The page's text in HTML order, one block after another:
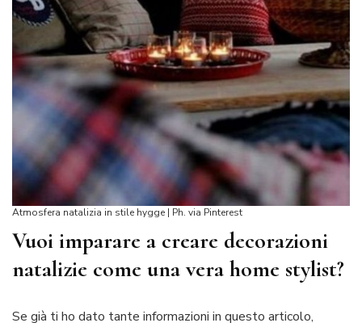
Atmosfera natalizia in stile hygge | Ph. via Pinterest
Vuoi imparare a creare decorazioni
natalizie come una vera home stylist?
Se già ti ho dato tante informazioni in questo articolo,